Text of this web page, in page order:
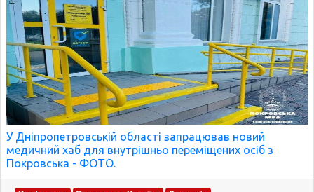
У Дніпропетровській області запрацював новий
медичний хаб для внутрішньо переміщених осіб з
Покровська - ФОТО.